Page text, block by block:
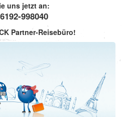
uns jetzt an:
998040
Partner-Reisebüro!